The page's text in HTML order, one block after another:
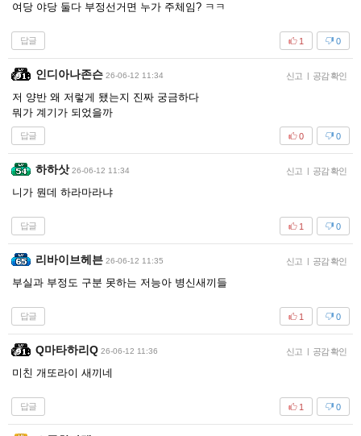
여당 야당 둘다 부정선거면 누가 주체임? ㅋㅋ
답글 0
1
인디아나존슨 26-06-12 11:34 신고 | 공감 확인
저 양반 왜 저렇게 됐는지 진짜 궁금하다
뭐가 계기가 되었을까
답글 0
0
하하삿 26-06-12 11:34 신고 | 공감 확인
니가 뭔데 하라마라냐
답글 0
1
리바이브헤븐 26-06-12 11:35 신고 | 공감 확인
부실과 부정도 구분 못하는 저능아 병신새끼들
답글 0
1
Q마타하리Q 26-06-12 11:36 신고 | 공감 확인
미친 개또라이 새끼네
답글 0
1